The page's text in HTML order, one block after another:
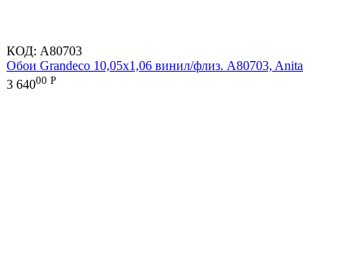
КОД: A80703
Обои Grandeco 10,05х1,06 винил/флиз. A80703, Anita
3 64000 Р